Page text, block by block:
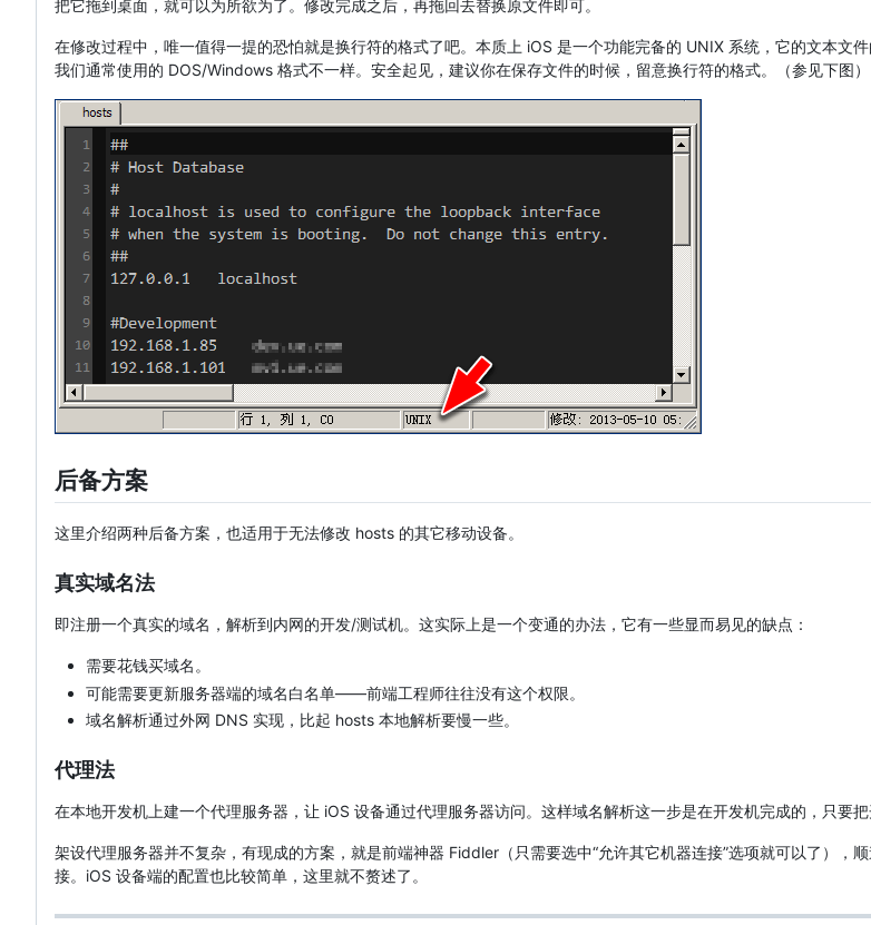
把它拖到桌面，就可以为所欲为了。修改完成之后，再拖回去替换原文件即可。
在修改过程中，唯一值得一提的恐怕就是换行符的格式了吧。本质上 iOS 是一个功能完备的 UNIX 系统，它的文本文
我们通常使用的 DOS/Windows 格式不一样。安全起见，建议你在保存文件的时候，留意换行符的格式。（参见下图）
后备方案
这里介绍两种后备方案，也适用于无法修改 hosts 的其它移动设备。
真实域名法
即注册一个真实的域名，解析到内网的开发/测试机。这实际上是一个变通的办法，它有一些显而易见的缺点：
需要花钱买域名。
可能需要更新服务器端的域名白名单——前端工程师往往没有这个权限。
域名解析通过外网 DNS 实现，比起 hosts 本地解析要慢一些。
代理法
在本地开发机上建一个代理服务器，让 iOS 设备通过代理服务器访问。这样域名解析这一步是在开发机完成的，只要
架设代理服务器并不复杂，有现成的方案，就是前端神器 Fiddler（只需要选中“允许其它机器连接”选项就可以了），
接。iOS 设备端的配置也比较简单，这里就不赘述了。